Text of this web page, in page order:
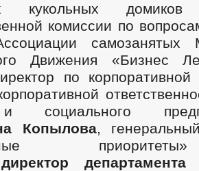
кукольных
комиссии по
самозанятых
Движения «Бизнес
по корпоративной
социального
Копылова,
департамента